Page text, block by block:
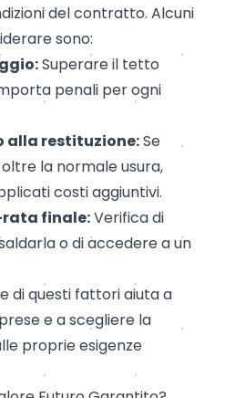
del contratto. Alcuni
sono:
Superare il tetto
penali per ogni
alla restituzione:Se
la normale usura,
costi aggiuntivi.
finale:Verifica di
o di accedere a un
di questi fattori aiuta a
e a scegliere la
proprie esigenze